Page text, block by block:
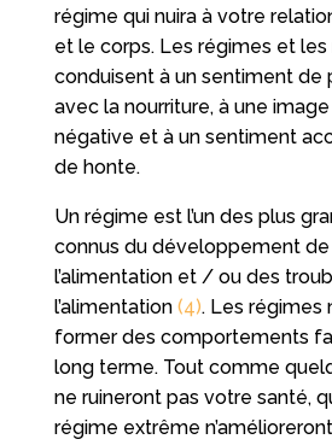
régime qui nuira à votre
et le corps. Les régimes et les
conduisent à un sentiment de
avec la nourriture, à une
négative et à un sentiment
de honte.
Un régime est l’un des plus
connus du développement
l’alimentation et / ou des
l’alimentation (4). Les régimes
former des comportements
long terme. Tout comme
ne ruineront pas votre santé,
régime extrême